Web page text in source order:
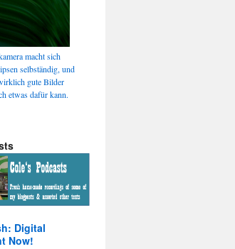
macht sich
selbständig, und
gute Bilder
etwas dafür kann.
Digital
Now!